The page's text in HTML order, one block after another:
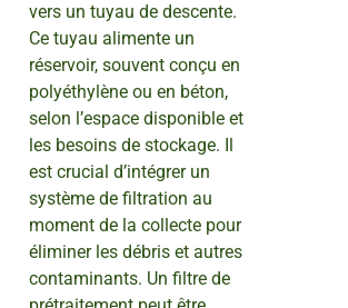
vers un tuyau de descente.
Ce tuyau alimente un
réservoir, souvent conçu en
polyéthylène ou en béton,
selon l’espace disponible et
les besoins de stockage. Il
est crucial d’intégrer un
système de filtration au
moment de la collecte pour
éliminer les débris et autres
contaminants. Un filtre de